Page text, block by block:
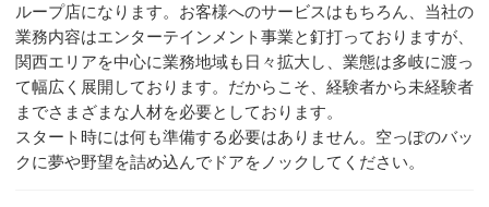
ループ店になります。お客様へのサービスはもちろん、当社の
業務内容はエンターテインメント事業と釘打っておりますが、
関西エリアを中心に業務地域も日々拡大し、業態は多岐に渡っ
て幅広く展開しております。だからこそ、経験者から未経験者
までさまざまな人材を必要としております。
スタート時には何も準備する必要はありません。空っぽのバッ
クに夢や野望を詰め込んでドアをノックしてください。